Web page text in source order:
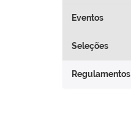
Eventos
Seleções
Regulamentos